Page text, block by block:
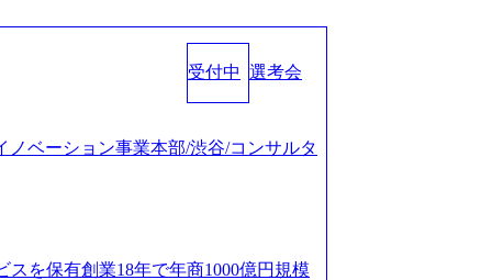
受付中 選考会
ノベーション事業本部/渋谷/コンサルタ
を保有創業18年で年商1000億円規模